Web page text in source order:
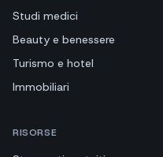
Studi medici
Beauty e benessere
Turismo e hotel
Immobiliari
RISORSE